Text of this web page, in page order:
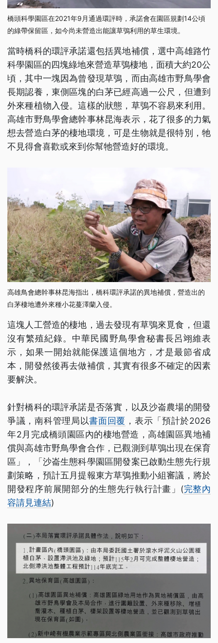
橋頭科學園區在2021年9月通過環評時，承諾會在園區規劃14公頃
的綠帶保留區，如今尚未營造出能讓草鴞利用的草生環境。
當時橋科的環評承諾還包括異地補償，選中高雄路竹
科學園區的四塊綠地來營造草鴞棲地，面積大約20公
頃，其中一塊因為曾發現草鴞，而由高雄市野鳥學會
長期認養，東側區塊的白茅已經高過一公尺，但遭到
外來種植物入侵。這樣的狀態，草鴞不容易來利用。
高雄市野鳥學會總幹事林昆海表示，花了很多的力氣
想去營造白茅的棲地環境，可是生物就是很特別，牠
不見得會喜歡或來到你幫牠營造好的環境。
高雄鳥會總幹事林昆海指出，橋科環評承諾的異地補償，營造出的
白茅棲地遭外來種小花蔓澤蘭入侵。
這塊人工營造的棲地，過去發現有草鴞來覓食，但還
沒有繁殖紀錄。中華民國野鳥學會秘書長呂翊維表
示，如果一開始就能保護這個地方，才是最節省成
本，開發然後再去做補償，其實有很多不確定的因素
要解決。
針對橋科的環評承諾是否落實，以及沙崙農場的開發
爭議，南科管理局以書面回覆 ，表示「預計於2026
年2月完成橋頭園區內的棲地營造，高雄園區異地補
償與高雄市野鳥學會合作，已觀測到草鴞出現在保育
區」，「沙崙生態科學園區開發案已啟動生態先行規
劃策略，預計五月提報東方草鴞推動小組審議，將於
開發程序前展開部分的生態先行執行計畫」(完整內
容請見連結)